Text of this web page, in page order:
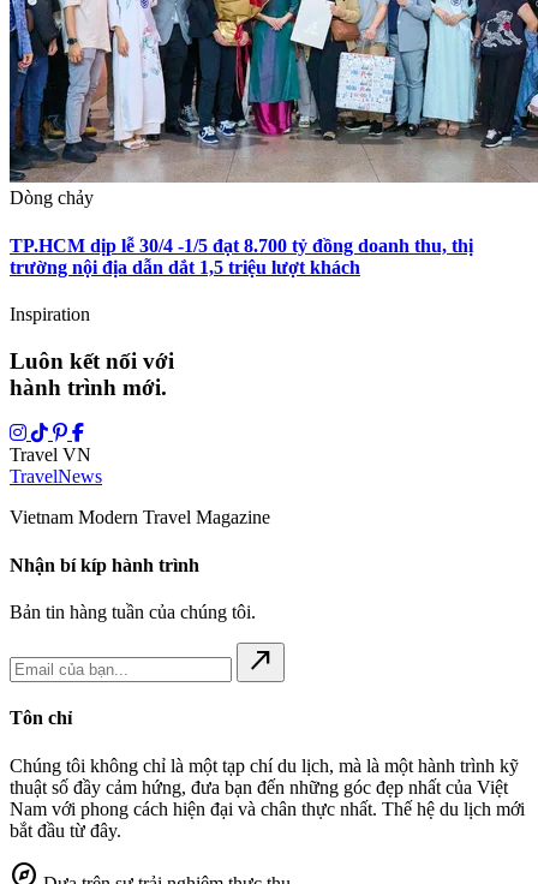
Dòng chảy
TP.HCM dịp lễ 30/4 -1/5 đạt 8.700 tỷ đồng doanh thu, thị
trường nội địa dẫn dắt 1,5 triệu lượt khách
Inspiration
Luôn kết nối với
hành trình mới.
Travel VN
TravelNews
Vietnam Modern Travel Magazine
Nhận bí kíp hành trình
Bản tin hàng tuần của chúng tôi.
north_east
Tôn chỉ
Chúng tôi không chỉ là một tạp chí du lịch, mà là một hành trình kỹ
thuật số đầy cảm hứng, đưa bạn đến những góc đẹp nhất của Việt
Nam với phong cách hiện đại và chân thực nhất. Thế hệ du lịch mới
bắt đầu từ đây.
explore